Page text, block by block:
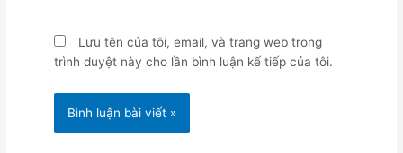
Lưu tên của tôi, email, và trang web trong
trình duyệt này cho lần bình luận kế tiếp của tôi.